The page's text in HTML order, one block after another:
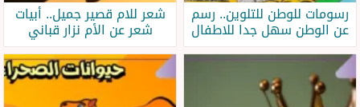
رسومات للوطن للتلوين.. رسم
عن الوطن سهل جدا للاطفال
شعر للام قصير جميل.. أبيات
شعر عن الأم نزار قباني